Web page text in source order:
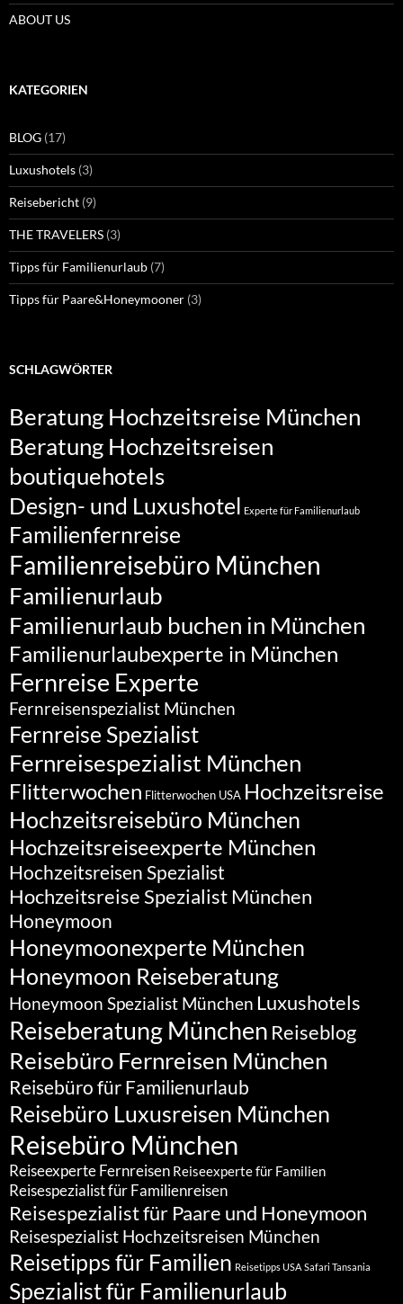
ABOUT US
KATEGORIEN
BLOG (17)
Luxushotels (3)
Reisebericht (9)
THE TRAVELERS (3)
Tipps für Familienurlaub (7)
Tipps für Paare&Honeymooner (3)
SCHLAGWÖRTER
Beratung Hochzeitsreise München
Beratung Hochzeitsreisen
boutiquehotels
Design- und Luxushotel Experte für Familienurlaub
Familienfernreise
Familienreisebüro München
Familienurlaub
Familienurlaub buchen in München
Familienurlaubexperte in München
Fernreise Experte
Fernreisenspezialist München
Fernreise Spezialist
Fernreisespezialist München
Flitterwochen Flitterwochen USA Hochzeitsreise
Hochzeitsreisebüro München
Hochzeitsreiseexperte München
Hochzeitsreisen Spezialist
Hochzeitsreise Spezialist München
Honeymoon
Honeymoonexperte München
Honeymoon Reiseberatung
Honeymoon Spezialist München Luxushotels
Reiseberatung München Reiseblog
Reisebüro Fernreisen München
Reisebüro für Familienurlaub
Reisebüro Luxusreisen München
Reisebüro München
Reiseexperte Fernreisen Reiseexperte für Familien
Reisespezialist für Familienreisen
Reisespezialist für Paare und Honeymoon
Reisespezialist Hochzeitsreisen München
Reisetipps für Familien Reisetipps USA Safari Tansania
Spezialist für Familienurlaub